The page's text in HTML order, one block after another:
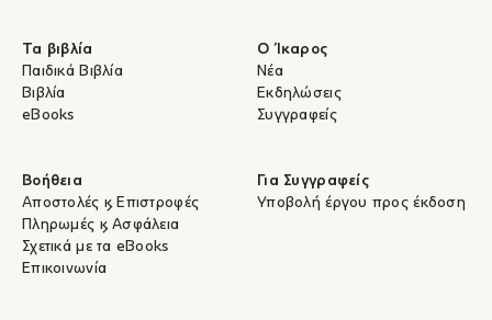
Τα βιβλία
Παιδικά Βιβλία
Βιβλία
eBooks
Ο Ίκαρος
Νέα
Εκδηλώσεις
Συγγραφείς
Βοήθεια
Αποστολές & Επιστροφές
Πληρωμές & Ασφάλεια
Σχετικά με τα eBooks
Επικοινωνία
Για Συγγραφείς
Υποβολή έργου προς έκδοση